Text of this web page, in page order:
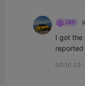
I got the
reported
00:10 03-